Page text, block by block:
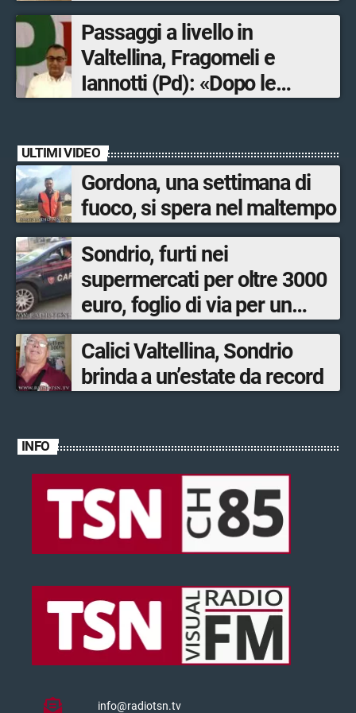
Passaggi a livello in
Valtellina, Fragomeli e
Iannotti (Pd): «Dopo le
ultimato entro il 2026»
ULTIMI VIDEO
Gordona, una settimana di
fuoco, si spera nel maltempo
Sondrio, furti nei
supermercati per oltre 3000
euro, foglio di via per un
ventinovenne
Calici Valtellina, Sondrio
brinda a un’estate da record
INFO
info@radiotsn.tv